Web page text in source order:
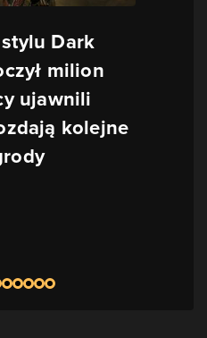
Dark
milion
ujawnili
kolejne